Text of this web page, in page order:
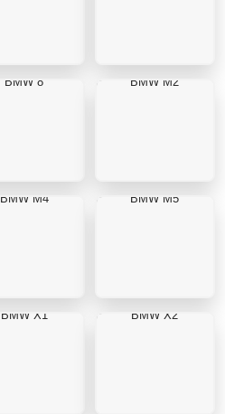
BMW 8 BMW M2
BMW M4 BMW M5
BMW X1 BMW X2